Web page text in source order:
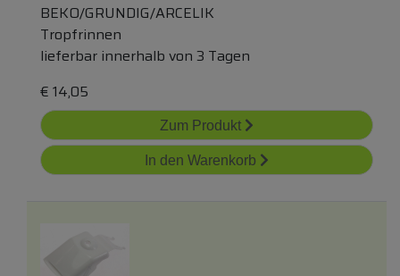
BEKO/GRUNDIG/ARCELIK
Tropfrinnen
lieferbar innerhalb von 3 Tagen
€ 14,05
Zum Produkt
In den Warenkorb